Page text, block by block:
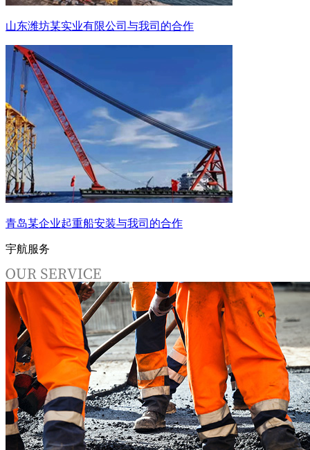
山东潍坊某实业有限公司与我司的合作
青岛某企业起重船安装与我司的合作
宇航服务